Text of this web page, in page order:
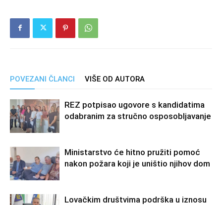
POVEZANI ČLANCI VIŠE OD AUTORA
REZ potpisao ugovore s kandidatima
odabranim za stručno osposobljavanje
Ministarstvo će hitno pružiti pomoć
nakon požara koji je uništio njihov dom
Lovačkim društvima podrška u iznosu